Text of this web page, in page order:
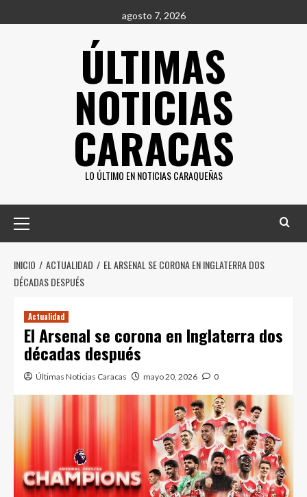
al
agosto 7, 2026
ÚLTIMAS
NOTICIAS
CARACAS
LO ÚLTIMO EN NOTICIAS CARAQUEÑAS
principal
INICIO ACTUALIDAD
EL ARSENAL SE CORONA EN INGLATERRA DOS
DÉCADAS DESPUÉS
Actualidad
El Arsenal se corona en Inglaterra dos
décadas después
Últimas Noticias Caracas mayo 20, 2026 0